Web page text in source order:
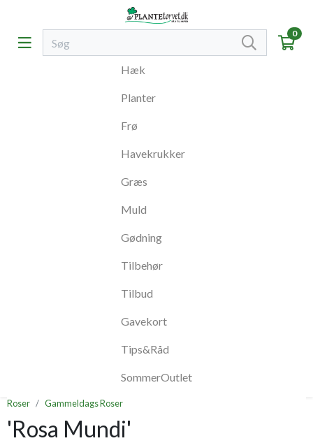
0
Hæk
Planter
Frø
Havekrukker
Græs
Muld
Gødning
Tilbehør
Tilbud
Gavekort
Tips&Råd
SommerOutlet
Roser Gammeldags Roser
'Rosa Mundi'